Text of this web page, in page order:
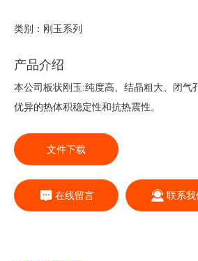
类别： 刚玉系列
产品介绍
本公司板状刚玉:纯度高、结晶粗大、闭气
优异的热体积稳定性和抗热震性。
文件下载
在线留言 联系我